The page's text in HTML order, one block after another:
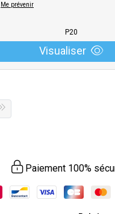
Me prévenir
P20
Visualiser
Paiement 100%